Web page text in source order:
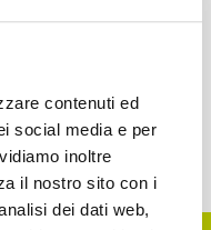
contenuti ed
social media e per
inoltre
il nostro sito con i
dei dati web,
o scrivici per